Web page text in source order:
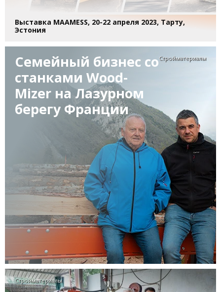
Выставка MAAMESS, 20-22 апреля 2023, Тарту,
Эстония
Стройматериалы
Cемейный бизнес со
станками Wood-
Mizer на Лазурном
берегу Франции
Стройматериалы